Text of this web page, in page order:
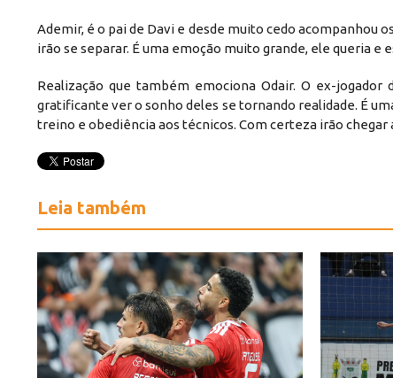
Ademir, é o pai de Davi e desde muito cedo acompanhou
irão se separar. É uma emoção muito grande, ele queria e
Realização que também emociona Odair. O ex-
gratificante ver o sonho deles se tornando realidade. É
treino e obediência aos técnicos. Com certeza irão chegar
Leia também